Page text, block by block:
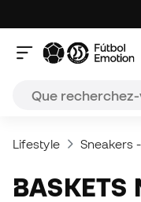
Lifestyle Sneakers